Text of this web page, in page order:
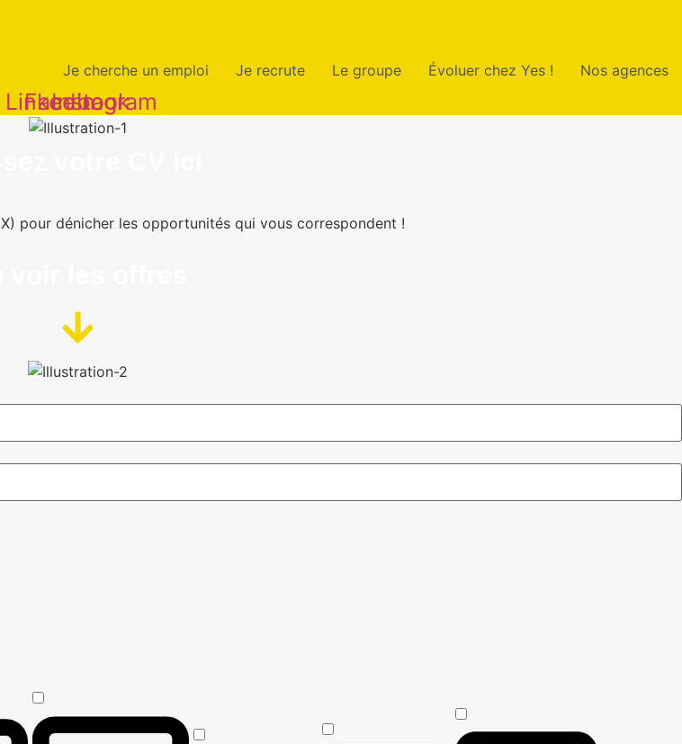
Je cherche un emploi Je recrute Le groupe Évoluer chez Yes ! Nos agences
Linkedin
Facebook
Instagram
pour dénicher les opportunités qui vous correspondent !